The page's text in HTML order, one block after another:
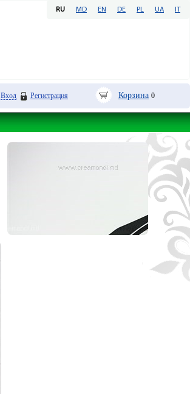
RU MD EN DE PL UA IT
Вход Регистрация Корзина 0